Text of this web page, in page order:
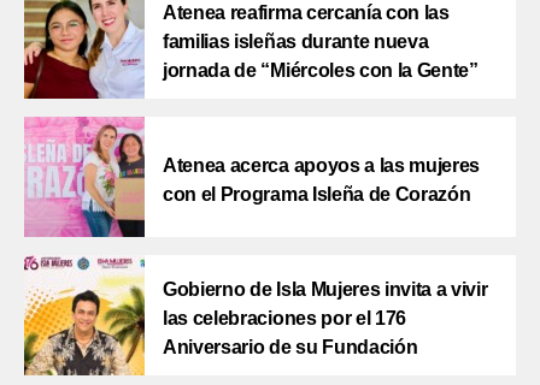
Atenea reafirma cercanía con las
familias isleñas durante nueva
jornada de “Miércoles con la Gente”
Atenea acerca apoyos a las mujeres
con el Programa Isleña de Corazón
Gobierno de Isla Mujeres invita a vivir
las celebraciones por el 176
Aniversario de su Fundación